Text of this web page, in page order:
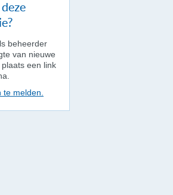
beheerder
van nieuwe
een link
melden.